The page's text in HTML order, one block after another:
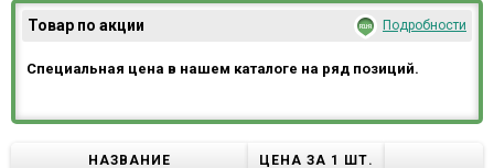
Товар по акции
Подробности
Специальная цена в нашем каталоге на ряд позиций.
НАЗВАНИЕ ЦЕНА ЗА 1 ШТ.